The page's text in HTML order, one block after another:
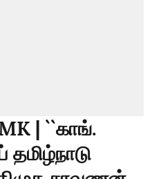
| ``காங்.